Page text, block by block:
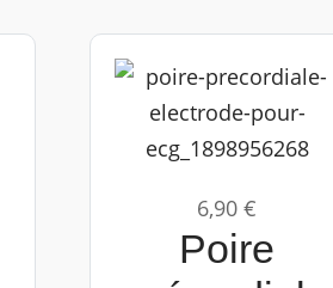
6,90 €
Poire